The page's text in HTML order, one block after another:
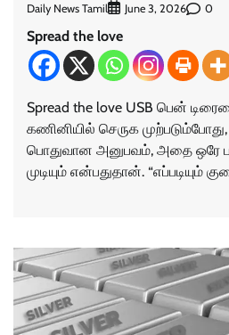
Daily News Tamil June 3, 2026 0
Spread the love
Spread the love USB பென்
கணினியில் செருக முற்படும்போது,
பொதுவான அனுபவம், அதை ஒரே
முடியும் என்பதுதான். “எப்படியும்